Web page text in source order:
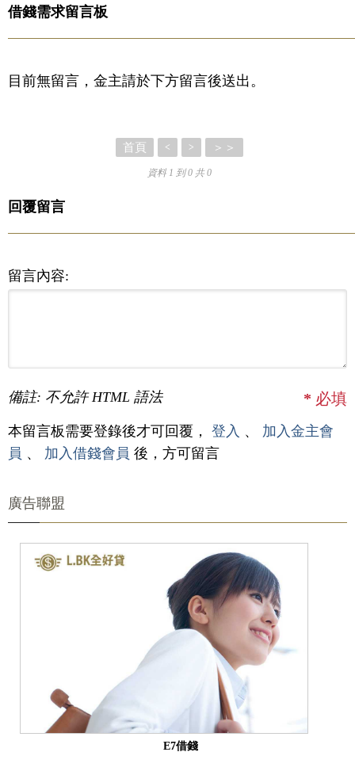
借錢需求留言板
目前無留言，金主請於下方留言後送出。
首頁 < > ＞＞
資料 1 到 0 共 0
回覆留言
留言內容:
備註: 不允許 HTML 語法 * 必填
本留言板需要登錄後才可回覆， 登入 、 加入金主會
員 、 加入借錢會員 後，方可留言
廣告聯盟
E7借錢